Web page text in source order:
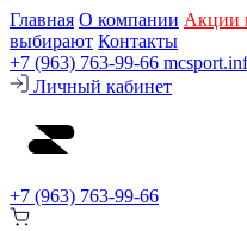
Главная О компании Акции
выбирают Контакты
+7 (963) 763-99-66
Личный кабинет
+7 (963) 763-99-66